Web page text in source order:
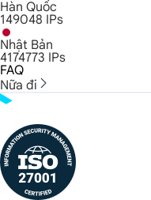
Hàn Quốc
149048 IPs
Nhật Bản
4174773 IPs
FAQ
Nữa đi